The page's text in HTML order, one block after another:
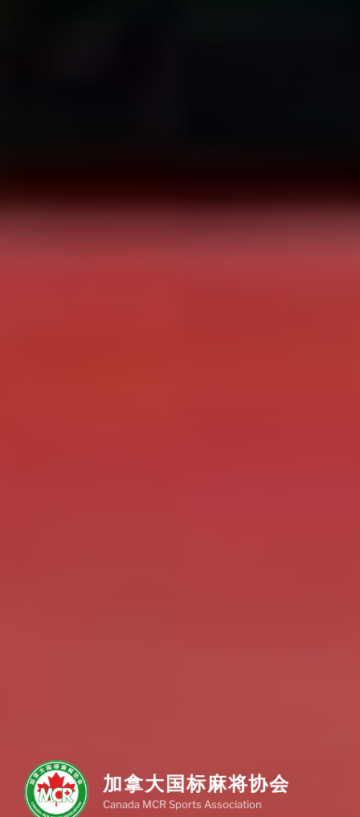
加拿大国标麻将协会
Canada MCR Sports Association